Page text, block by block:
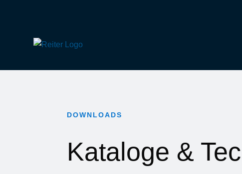
DOWNLOADS
Kataloge &